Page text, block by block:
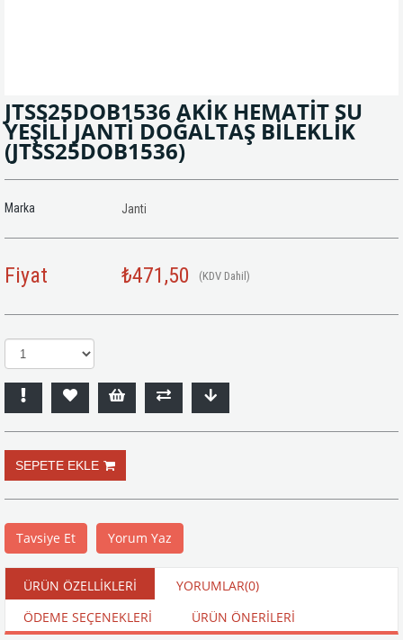
JTSS25DOB1536 AKİK HEMATİT SU
YEŞİLİ JANTİ DOĞALTAŞ BİLEKLİK
(JTSS25DOB1536)
Marka Janti
Fiyat ₺471,50 (KDV Dahil)
Tavsiye Et Yorum Yaz
ÜRÜN ÖZELLIKLERI YORUMLAR(0)
ÖDEME SEÇENEKLERI
ÜRÜN ÖNERILERI